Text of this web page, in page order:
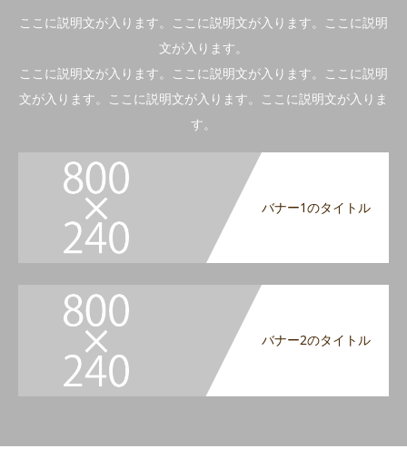
ここに説明文が入ります。ここに説明文が入ります。ここに説明
文が入ります。
ここに説明文が入ります。ここに説明文が入ります。ここに説明
文が入ります。ここに説明文が入ります。ここに説明文が入りま
す。
バナー1のタイトル
バナー2のタイトル